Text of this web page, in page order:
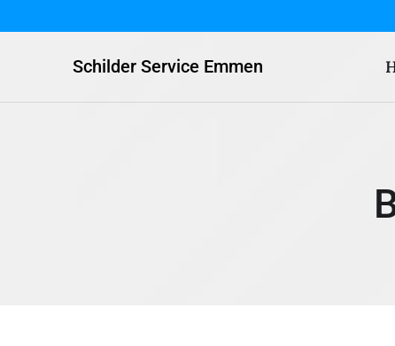
Schilder Service Emmen